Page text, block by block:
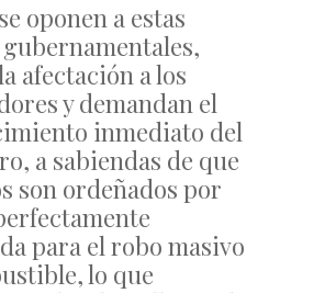
oponen a estas
afectación a los
y demandan el
inmediato del
a sabiendas de que
son ordeñados por
para el robo masivo
lo que